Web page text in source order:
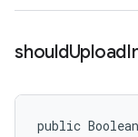
shouldUpload
public